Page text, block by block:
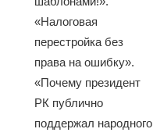
«Налоговая
перестройка без
права на ошибку».
«Почему президент
РК публично
поддержал народного